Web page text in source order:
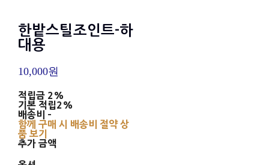
한밭스틸조인트-하
대용
10,000원
적립금 2%
기본 적립2%
배송비 -
함께 구매 시 배송비 절약 상
품 보기
추가 금액